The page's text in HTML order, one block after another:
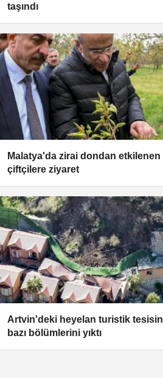
taşındı
Malatya'da zirai dondan etkilenen
çiftçilere ziyaret
Artvin'deki heyelan turistik tesisin
bazı bölümlerini yıktı